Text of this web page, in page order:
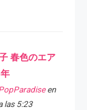
春色のエア
en
las 5:23